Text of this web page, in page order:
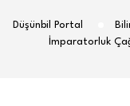
Düşünbil Portal
İmparatorluk